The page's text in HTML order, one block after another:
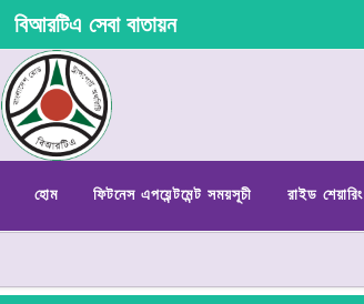
বিআরটিএ সেবা বাতায়ন
হোম ফিটনেস এপয়েন্টমেন্ট সময়সূচী রাইড শেয়ারিং